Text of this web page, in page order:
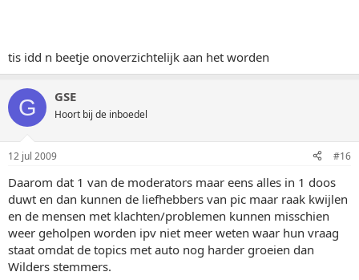
tis idd n beetje onoverzichtelijk aan het worden
G GSE
Hoort bij de inboedel
12 jul 2009 #16
Daarom dat 1 van de moderators maar eens alles in 1 doos
duwt en dan kunnen de liefhebbers van pic maar raak kwijlen
en de mensen met klachten/problemen kunnen misschien
weer geholpen worden ipv niet meer weten waar hun vraag
staat omdat de topics met auto nog harder groeien dan
Wilders stemmers.